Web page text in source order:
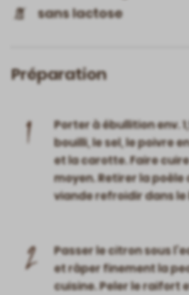
sans lactose
Préparation
1
Porter à ébullition env.
bouilli, le sel, le poivre
et la carotte. Faire
moyen. Retirer la
viande refroidir dans le
2
Passer le citron sous
et râper finement la
cuisine. Peler le raifort